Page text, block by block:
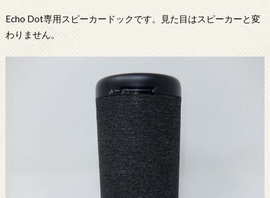
Echo Dot専用スピーカードックです。見た目はスピーカーと変
わりません。